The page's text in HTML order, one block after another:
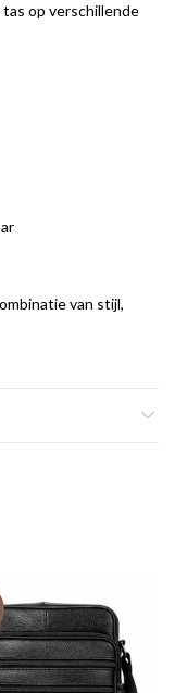
op verschillende
van stijl,